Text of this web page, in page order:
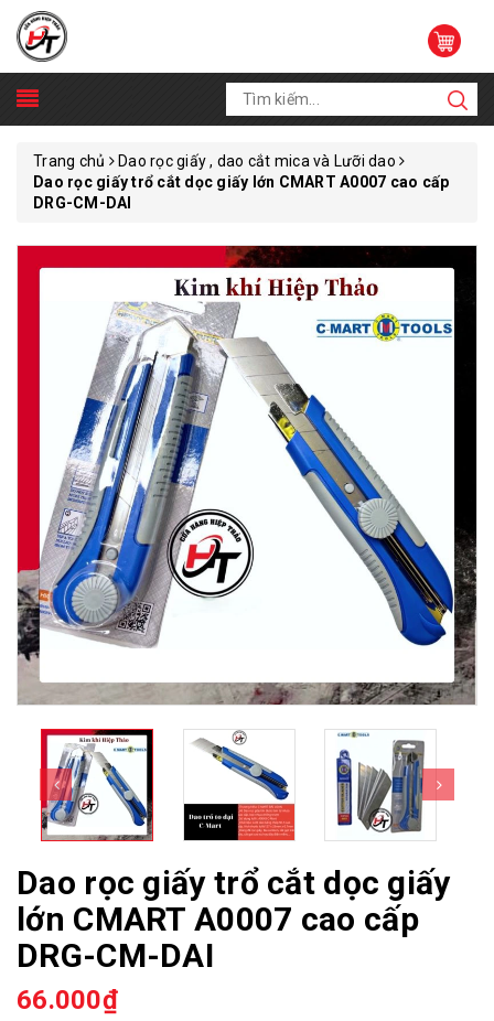
Trang chủ
Dao rọc giấy , dao cắt mica và Lưỡi dao
Dao rọc giấy trổ cắt dọc giấy lớn CMART A0007 cao cấp
DRG-CM-DAI
Dao rọc giấy trổ cắt dọc giấy
lớn CMART A0007 cao cấp
DRG-CM-DAI
66.000₫